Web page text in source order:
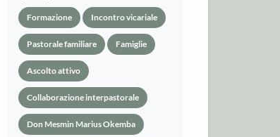
Formazione Incontro vicariale
Pastorale familiare Famiglie
Ascolto attivo
Collaborazione interpastorale
Don Mesmin Marius Okemba